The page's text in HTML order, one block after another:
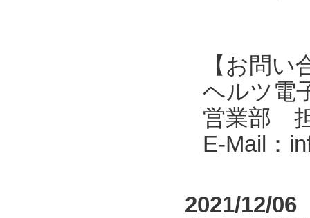
【お問い
ヘルツ電
営業部
E-Mail：
2021/12/06